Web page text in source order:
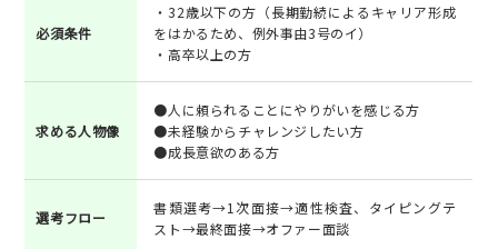
必須条件
・32歳以下の方（長期勤続によるキャリア形成
をはかるため、例外事由3号のイ）
・高卒以上の方
求める人物像
●人に頼られることにやりがいを感じる方
●未経験からチャレンジしたい方
●成長意欲のある方
選考フロー
書類選考→1次面接→適性検査、タイピングテ
スト→最終面接→オファー面談